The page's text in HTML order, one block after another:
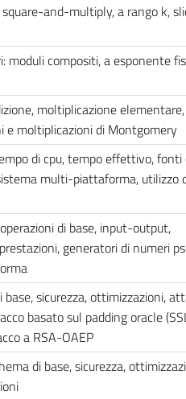
and-multiply, a rango k,
moduli compositi, a esponente
moltiplicazione elementare,
e moltiplicazioni di Montgomery
di cpu, tempo effettivo, fonti
multi-piattaforma, utilizzo
di base, input-output,
generatori di numeri
sicurezza, ottimizzazioni,
basato sul padding oracle
a RSA-OAEP
di base, sicurezza,